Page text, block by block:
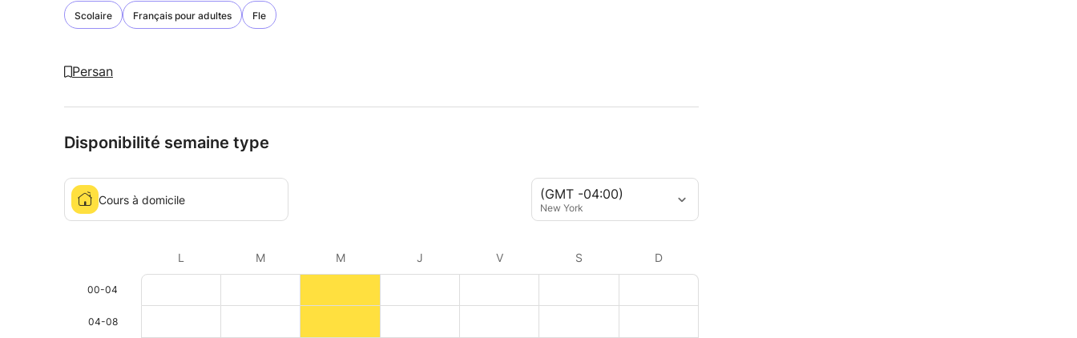
Scolaire Français pour adultes Fle
Persan
Disponibilité semaine type
(GMT -04:00)
New York
Cours à domicile
L M M J V S D
00-04
04-08